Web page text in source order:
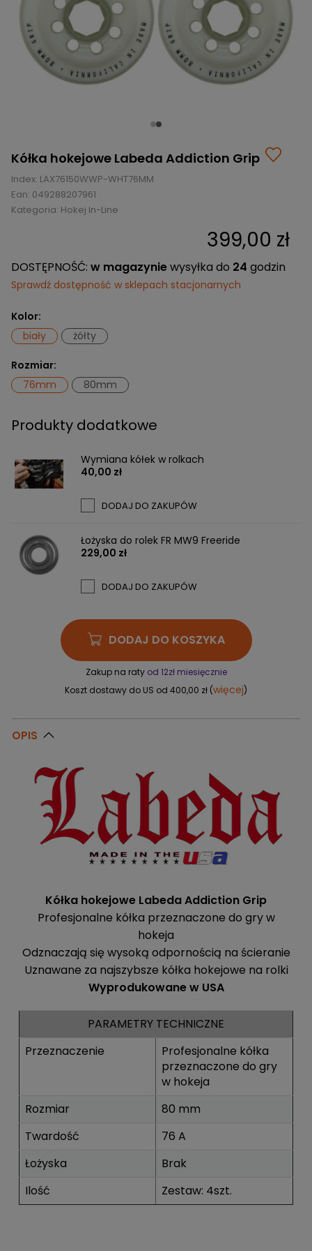
AKCESORIA
CZĘŚCI
ZAMIENNE
OCHRANIACZE
ODZIEŻ
OKULARY
WYPRZEDAŻ
ZAMIENNE
ROWERY
SPRZĘT
ODZIEŻ
OBUWIE
WYPRZEDAŻ
MEDYCYNA
SPORTOWA
WYPRZEDAŻ
SEZONOWE
GRY I CZĘŚCI
ZAMIENNE
WYPRZEDAŻ
Kółka hokejowe Labeda Addiction Grip
Index: LAX76150WWP-WHT76MM
Ean: 049288207961
Kategoria: Hokej In-Line
399,00 zł
DOSTĘPNOŚĆ: w magazyniewysyłka do 24 godzin
Sprawdź dostępność w sklepach stacjonarnych
Kolor:
biały
żółty
Rozmiar:
76mm
80mm
Produkty dodatkowe
Wymiana kółek w rolkach
40,00 zł
DODAJ DO ZAKUPÓW
Łożyska do rolek FR MW9 Freeride
229,00 zł
DODAJ DO ZAKUPÓW
DODAJ DO KOSZYKA
Zakup na raty od 12zł miesięcznie
Koszt dostawy do US od 400,00 zł (więcej)
OPIS
Kółka hokejowe Labeda Addiction Grip
Profesjonalne kółka przeznaczone do gry w
hokeja
Odznaczają się wysoką odpornością na ścieranie
Uznawane za najszybsze kółka hokejowe na rolki
Wyprodukowane w USA
PARAMETRY TECHNICZNE
Przeznaczenie
Profesjonalne kółka
przeznaczone do gry
w hokeja
Rozmiar
80 mm
Twardość
76 A
Łożyska
Brak
Ilość
Zestaw: 4szt.